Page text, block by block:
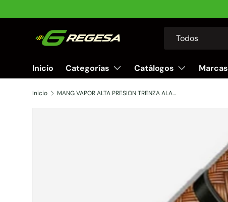
Ir al contenido
Todos
Inicio Categorías Catálogos Marcas
Inicio MANG VAPOR ALTA PRESION TRENZA ALAMBRE T